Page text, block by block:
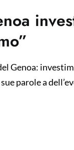
Genoa:
parole a